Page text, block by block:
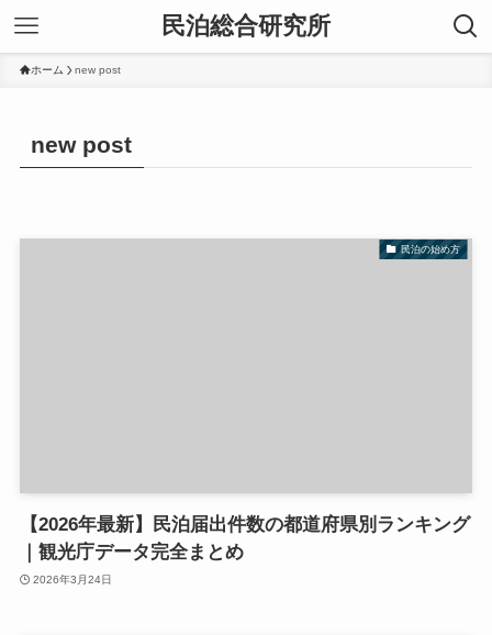
民泊総合研究所
ホーム new post
new post
民泊の始め方
【2026年最新】民泊届出件数の都道府県別ランキング
｜観光庁データ完全まとめ
2026年3月24日